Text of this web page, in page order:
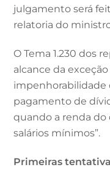
julgamento será
relatoria do
O Tema 1.230 dos
alcance da
impenhorabilidade
pagamento de
quando a renda do
salários mínimos”.
Primeiras